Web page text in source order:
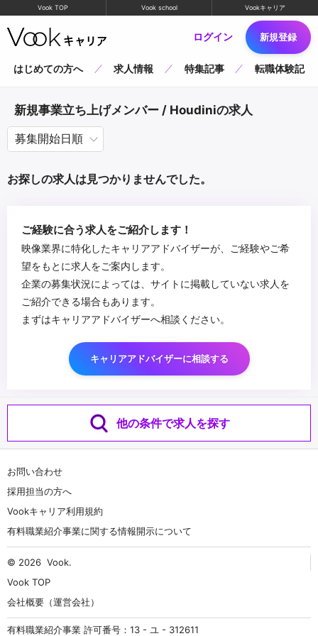
Vook TOP Vook school Vookキャリア
ログイン 新規登録
はじめての方へ 求人情報 特集記事 転職体験記
新規事業立ち上げメンバー / Houdiniの求人
お探しの求人は見つかりませんでした。
ご経験に合う求人をご紹介します！
映像業界に特化したキャリアアドバイザーが、ご経験やご希
望をもとに求人をご案内します。
企業の募集状況によっては、サイトに掲載していない求人を
ご紹介できる場合もあります。
まずはキャリアアドバイザーへ相談ください。
キャリアアドバイザーに相談する
他の条件で求人を探す
お問い合わせ
採用担当の方へ
Vookキャリア利用規約
有料職業紹介事業に関する情報開示について
© 2026 Vook.
Vook TOP
会社概要（運営会社）
有料職業紹介事業 許可番号：13 - ユ - 312611